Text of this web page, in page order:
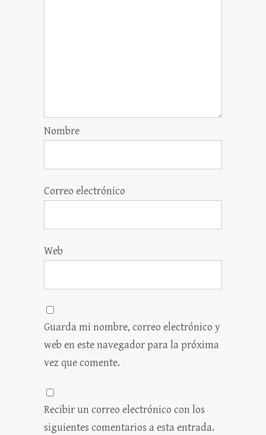
Nombre
Correo electrónico
Web
Guarda mi nombre, correo electrónico y
web en este navegador para la próxima
vez que comente.
Recibir un correo electrónico con los
siguientes comentarios a esta entrada.